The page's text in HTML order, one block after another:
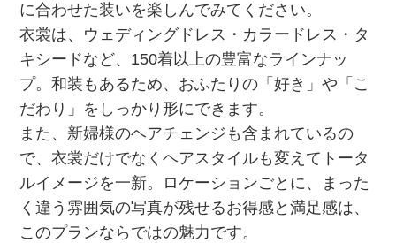
に合わせた装いを楽しんでみてください。
衣裳は、ウェディングドレス・カラードレス・タ
キシードなど、150着以上の豊富なラインナッ
プ。和装もあるため、おふたりの「好き」や「こ
だわり」をしっかり形にできます。
また、新婦様のヘアチェンジも含まれているの
で、衣裳だけでなくヘアスタイルも変えてトータ
ルイメージを一新。ロケーションごとに、まった
く違う雰囲気の写真が残せるお得感と満足感は、
このプランならではの魅力です。